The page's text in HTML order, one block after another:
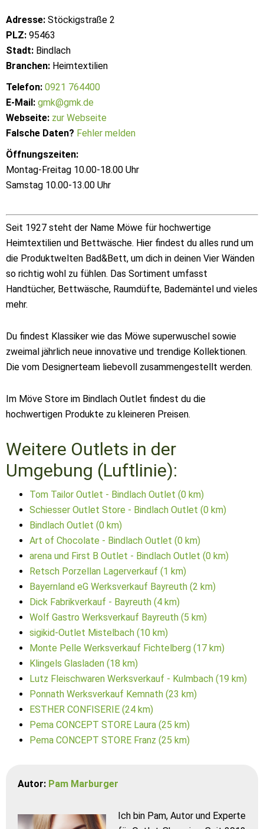
Adresse: Stöckigstraße 2
PLZ: 95463
Stadt: Bindlach
Branchen: Heimtextilien
Telefon: 0921 764400
E-Mail: gmk@gmk.de
Webseite: zur Webseite
Falsche Daten? Fehler melden
Öffnungszeiten:
Montag-Freitag 10.00-18.00 Uhr
Samstag 10.00-13.00 Uhr
Seit 1927 steht der Name Möwe für hochwertige
Heimtextilien und Bettwäsche. Hier findest du alles rund um
die Produktwelten Bad&Bett, um dich in deinen Vier Wänden
so richtig wohl zu fühlen. Das Sortiment umfasst
Handtücher, Bettwäsche, Raumdüfte, Bademäntel und vieles
mehr.
Du findest Klassiker wie das Möwe superwuschel sowie
zweimal jährlich neue innovative und trendige Kollektionen.
Die vom Designerteam liebevoll zusammengestellt werden.
Im Möve Store im Bindlach Outlet findest du die
hochwertigen Produkte zu kleineren Preisen.
Weitere Outlets in der
Umgebung (Luftlinie):
Tom Tailor Outlet - Bindlach Outlet (0 km)
Schiesser Outlet Store - Bindlach Outlet (0 km)
Bindlach Outlet (0 km)
Art of Chocolate - Bindlach Outlet (0 km)
arena und First B Outlet - Bindlach Outlet (0 km)
Retsch Porzellan Lagerverkauf (1 km)
Bayernland eG Werksverkauf Bayreuth (2 km)
Dick Fabrikverkauf - Bayreuth (4 km)
Wolf Gastro Werksverkauf Bayreuth (5 km)
sigikid-Outlet Mistelbach (10 km)
Monte Pelle Werksverkauf Fichtelberg (17 km)
Klingels Glasladen (18 km)
Lutz Fleischwaren Werksverkauf - Kulmbach (19 km)
Ponnath Werksverkauf Kemnath (23 km)
ESTHER CONFISERIE (24 km)
Pema CONCEPT STORE Laura (25 km)
Pema CONCEPT STORE Franz (25 km)
Autor: Pam Marburger
Ich bin Pam, Autor und Experte